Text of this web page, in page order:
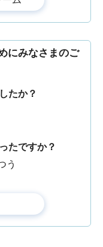
にみなさまのご
たか？
たですか？
う